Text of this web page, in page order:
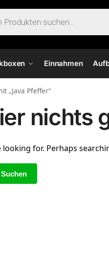
Einnahmen
„Java Pfeffer“
nichts
looking for. Perhaps